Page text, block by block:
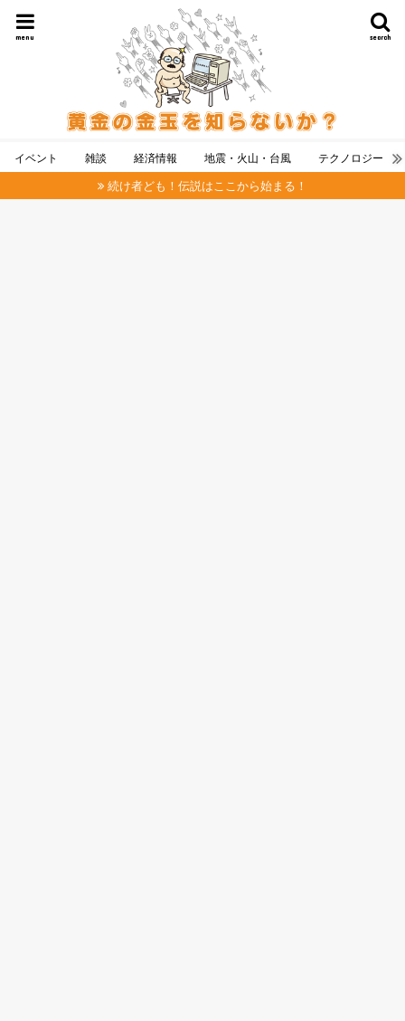
search
menu
イベント 雑談 経済情報 地震・火山・台風 テクノロジー
続け者ども！伝説はここから始まる！